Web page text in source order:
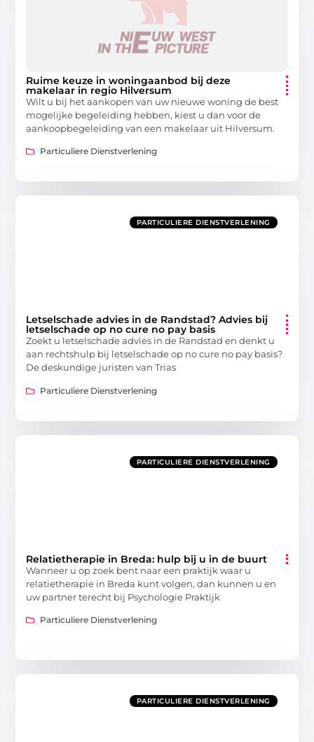
Ruime keuze in woningaanbod bij deze
makelaar in regio Hilversum
Wilt u bij het aankopen van uw nieuwe woning de best
mogelijke begeleiding hebben, kiest u dan voor de
aankoopbegeleiding van een makelaar uit Hilversum.
Particuliere Dienstverlening
PARTICULIERE DIENSTVERLENING
Letselschade advies in de Randstad? Advies bij
letselschade op no cure no pay basis
Zoekt u letselschade advies in de Randstad en denkt u
aan rechtshulp bij letselschade op no cure no pay basis?
De deskundige juristen van Trias
Particuliere Dienstverlening
PARTICULIERE DIENSTVERLENING
Relatietherapie in Breda: hulp bij u in de buurt
Wanneer u op zoek bent naar een praktijk waar u
relatietherapie in Breda kunt volgen, dan kunnen u en
uw partner terecht bij Psychologie Praktijk
Particuliere Dienstverlening
PARTICULIERE DIENSTVERLENING